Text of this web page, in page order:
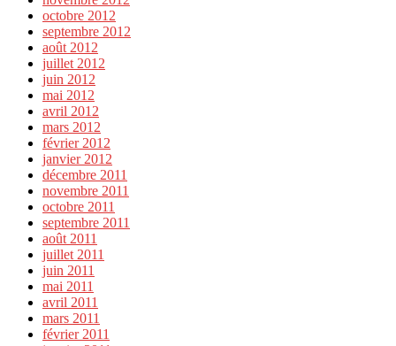
octobre 2012
septembre 2012
août 2012
juillet 2012
juin 2012
mai 2012
avril 2012
mars 2012
février 2012
janvier 2012
décembre 2011
novembre 2011
octobre 2011
septembre 2011
août 2011
juillet 2011
juin 2011
mai 2011
avril 2011
mars 2011
février 2011